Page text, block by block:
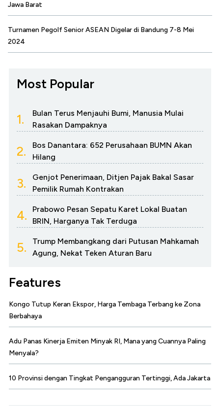
Jawa Barat
Turnamen Pegolf Senior ASEAN Digelar di Bandung 7-8 Mei
2024
Most Popular
1.
Bulan Terus Menjauhi Bumi, Manusia Mulai
Rasakan Dampaknya
2.
Bos Danantara: 652 Perusahaan BUMN Akan
Hilang
3.
Genjot Penerimaan, Ditjen Pajak Bakal Sasar
Pemilik Rumah Kontrakan
4.
Prabowo Pesan Sepatu Karet Lokal Buatan
BRIN, Harganya Tak Terduga
5.
Trump Membangkang dari Putusan Mahkamah
Agung, Nekat Teken Aturan Baru
Features
Kongo Tutup Keran Ekspor, Harga Tembaga Terbang ke Zona
Berbahaya
Adu Panas Kinerja Emiten Minyak RI, Mana yang Cuannya Paling
Menyala?
10 Provinsi dengan Tingkat Pengangguran Tertinggi, Ada Jakarta